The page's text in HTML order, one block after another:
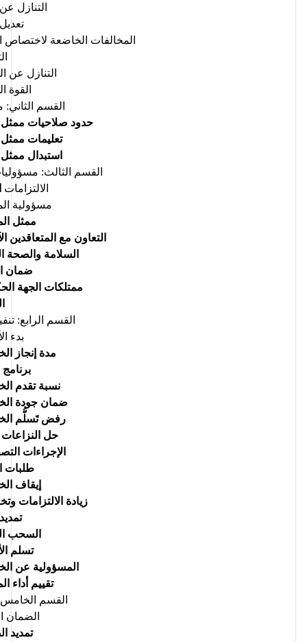
التنازل
المخالفات الخاضعة لاختصاص
التنازل عن
القوة
القسم
حدود صلاحيات ممثل
تعليمات ممثل
استبدال
القسم الثالث:
الالتزامات
مسؤولية
ممثل
التعاون مع المتعاقدين
السلامة والصحة
ضمان
ممتلكات الجهة
القسم الرابع:
بدء
مدة إنجاز
نسبة تقدم
ضمان جودة
رفض تَسلُّم
حل النزاعات
الإجراءات
طلبات
إيقاف
زيادة الالتزامات
السحب
تسلم
المسؤولية عن
تقييم أداء
القسم
الضمان
تمديد